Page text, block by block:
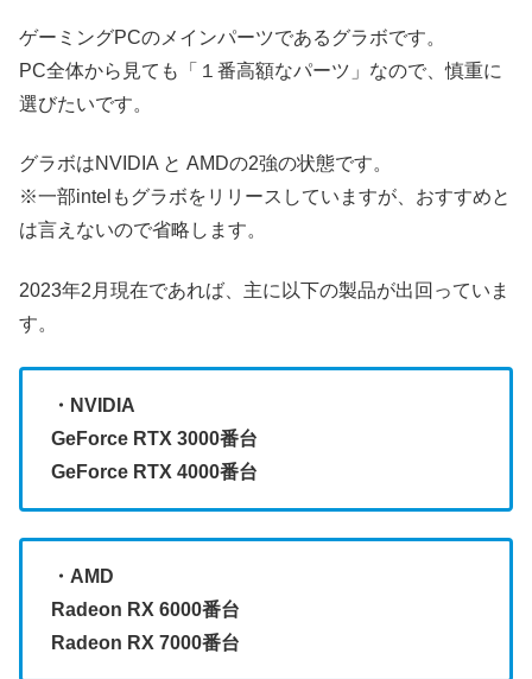
ゲーミングPCのメインパーツであるグラボです。
PC全体から見ても「１番高額なパーツ」なので、慎重に
選びたいです。
グラボはNVIDIA と AMDの2強の状態です。
※一部intelもグラボをリリースしていますが、おすすめと
は言えないので省略します。
2023年2月現在であれば、主に以下の製品が出回っていま
す。
・NVIDIA
GeForce RTX 3000番台
GeForce RTX 4000番台
・AMD
Radeon RX 6000番台
Radeon RX 7000番台